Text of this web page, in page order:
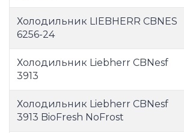
Холодильник LIEBHERR CBNES
6256-24
Холодильник Liebherr CBNesf
3913
Холодильник Liebherr CBNesf
3913 BioFresh NoFrost